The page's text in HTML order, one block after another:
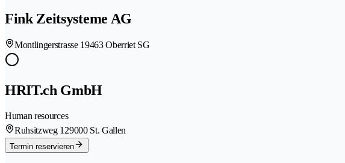
Fink Zeitsysteme AG
Montlingerstrasse 19463 Oberriet SG
HRIT.ch GmbH
Human resources
Ruhsitzweg 129000 St. Gallen
Termin reservieren